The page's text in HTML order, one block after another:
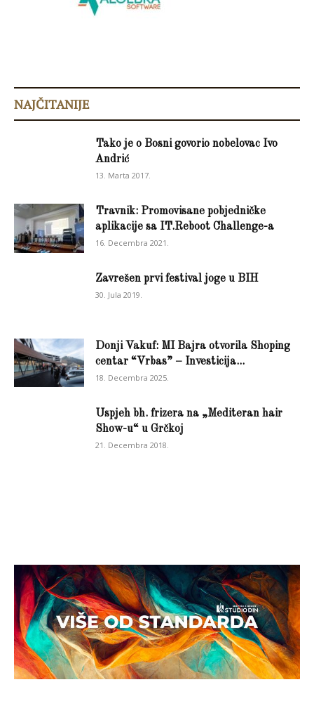
NAJČITANIJE
Tako je o Bosni govorio nobelovac Ivo
Andrić
13. Marta 2017.
Travnik: Promovisane pobjedničke
aplikacije sa IT.Reboot Challenge-a
16. Decembra 2021.
Zavrešen prvi festival joge u BIH
30. Jula 2019.
Donji Vakuf: MI Bajra otvorila Shoping
centar “Vrbas” – Investicija...
18. Decembra 2025.
Uspjeh bh. frizera na „Mediteran hair
Show-u“ u Grčkoj
21. Decembra 2018.